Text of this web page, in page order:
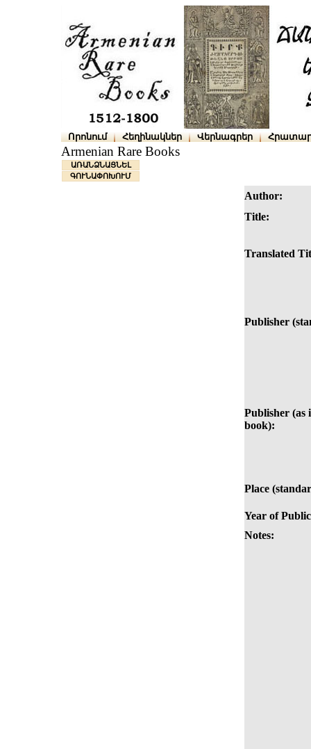
Որոնում Հեղինակներ Վերնագրեր
Armenian Rare Books
ԱՌԱՆՁՆԱՑՆԵԼ
ԳՈՒՆԱՓՈԽՈՒՄ
Author:
Title:
Translated
Publisher
Publisher (as
book):
Place
Year of
Notes: